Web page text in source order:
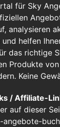
für Sky
analysieren
helfen
das richtige
Produkte
Keine
/ Affiliate-
auf dieser